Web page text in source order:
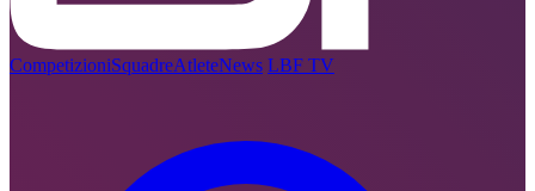
CompetizioniSquadreAtleteNews LBF TV